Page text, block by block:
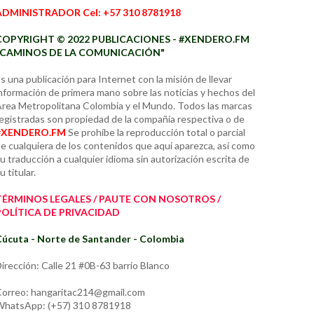
Cel: +57 310 8781918
© 2022 PUBLICACIONES - #XENDERO.FM
DE LA COMUNICACIÓN"
una publicación para Internet con la misión de llevar
de primera mano sobre las noticias y hechos del
Metropolitana Colombia y el Mundo. Todos las marcas
son propiedad de la compañía respectiva o de
Se prohíbe la reproducción total o parcial
cualquiera de los contenidos que aquí aparezca, así como
traducción a cualquier idioma sin autorización escrita de
titular.
LEGALES / PAUTE CON NOSOTROS /
DE PRIVACIDAD
- Norte de Santander - Colombia
Calle 21 #0B-63 barrio Blanco
hangaritac214@gmail.com
(+57) 310 8781918